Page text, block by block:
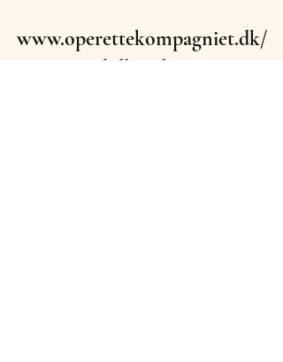
www.operettekompagniet.dk/
billetsalg